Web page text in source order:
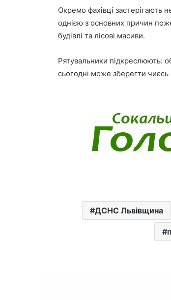
Окремо фахівці застерігають
однією з основних причин
будівлі та лісові масиви.
Рятувальники підкреслюють:
сьогодні може зберегти чиєсь
ДСНС Львівщина